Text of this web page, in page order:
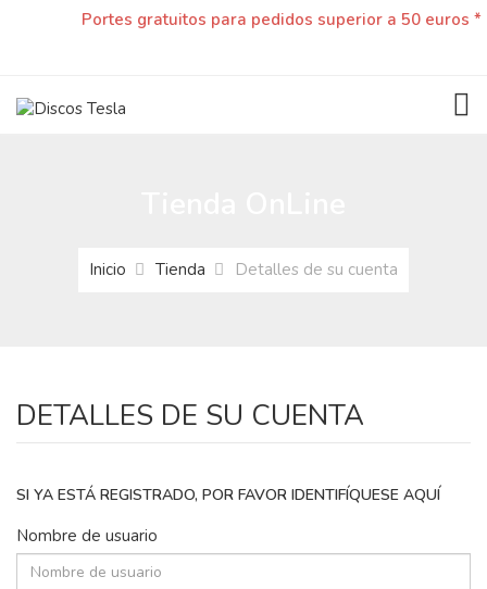
Portes gratuitos para pedidos superior a 50 euros *
Inicio Tienda Detalles de su cuenta
DETALLES DE SU CUENTA
SI YA ESTÁ REGISTRADO, POR FAVOR IDENTIFÍQUESE AQUÍ
Nombre de usuario